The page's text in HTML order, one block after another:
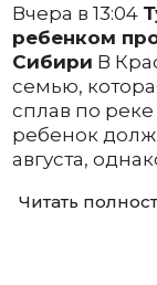
Вчера в 13:04
ребенком
Сибири В
семью,
сплав по
ребенок
августа,
Читать